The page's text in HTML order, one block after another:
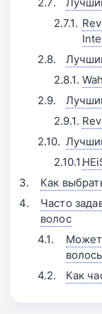
Как
Часто
волос
Может
Как